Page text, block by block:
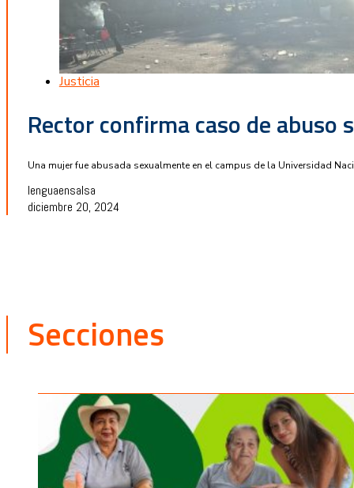
Justicia
Rector confirma caso de abuso
Una mujer fue abusada sexualmente en el campus de la Universidad
lenguaensalsa
diciembre 20, 2024
Secciones